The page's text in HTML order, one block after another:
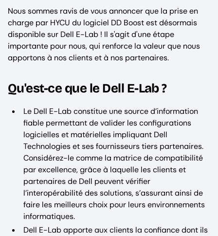
Nous sommes ravis de vous annoncer que la prise en
charge par HYCU du logiciel DD Boost est désormais
disponible sur Dell E-Lab ! Il s'agit d'une étape
importante pour nous, qui renforce la valeur que nous
apportons à nos clients et à nos partenaires.
Qu'est-ce que le Dell E-Lab ?
Le Dell E-Lab constitue une source d’information
fiable permettant de valider les configurations
logicielles et matérielles impliquant Dell
Technologies et ses fournisseurs tiers partenaires.
Considérez-le comme la matrice de compatibilité
par excellence, grâce à laquelle les clients et
partenaires de Dell peuvent vérifier
l’interopérabilité des solutions, s’assurant ainsi de
faire les meilleurs choix pour leurs environnements
informatiques.
Dell E-Lab apporte aux clients la confiance dont ils